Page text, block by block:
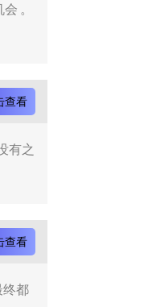
。
查看
有之
查看
终都